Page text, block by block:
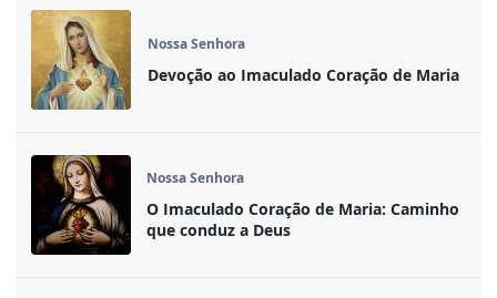
Nossa Senhora
Devoção ao Imaculado Coração de Maria
Nossa Senhora
O Imaculado Coração de Maria: Caminho
que conduz a Deus